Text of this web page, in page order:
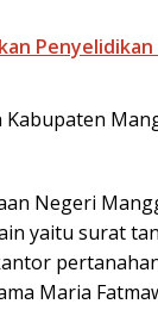
Penyelidikan
Negeri
yaitu surat
Maria